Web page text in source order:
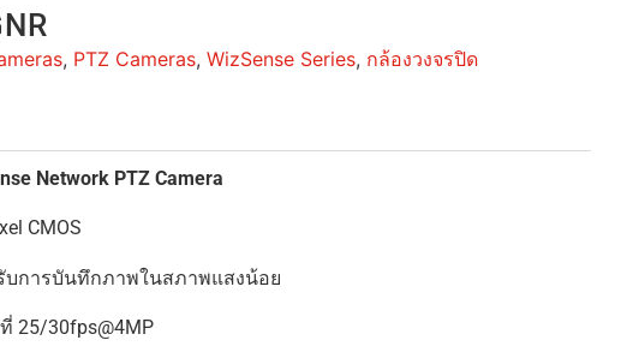
, PTZ Cameras, WizSense Series, กล้องวงจรปิด
Network PTZ Camera
CMOS
บการบันทึกภาพในสภาพแสงน้อย
25/30fps@4MP